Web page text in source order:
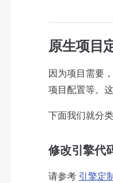
原生项目
因为项目需要
项目配置等。
下面我们就分
修改引擎代
请参考 引擎定